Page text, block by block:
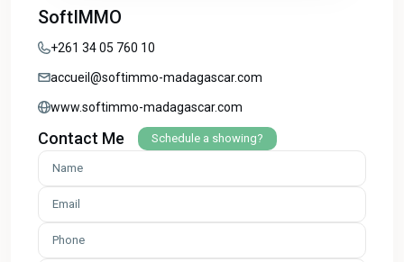
SoftIMMO
+261 34 05 760 10
accueil@softimmo-madagascar.com
www.softimmo-madagascar.com
Contact Me Schedule a showing?